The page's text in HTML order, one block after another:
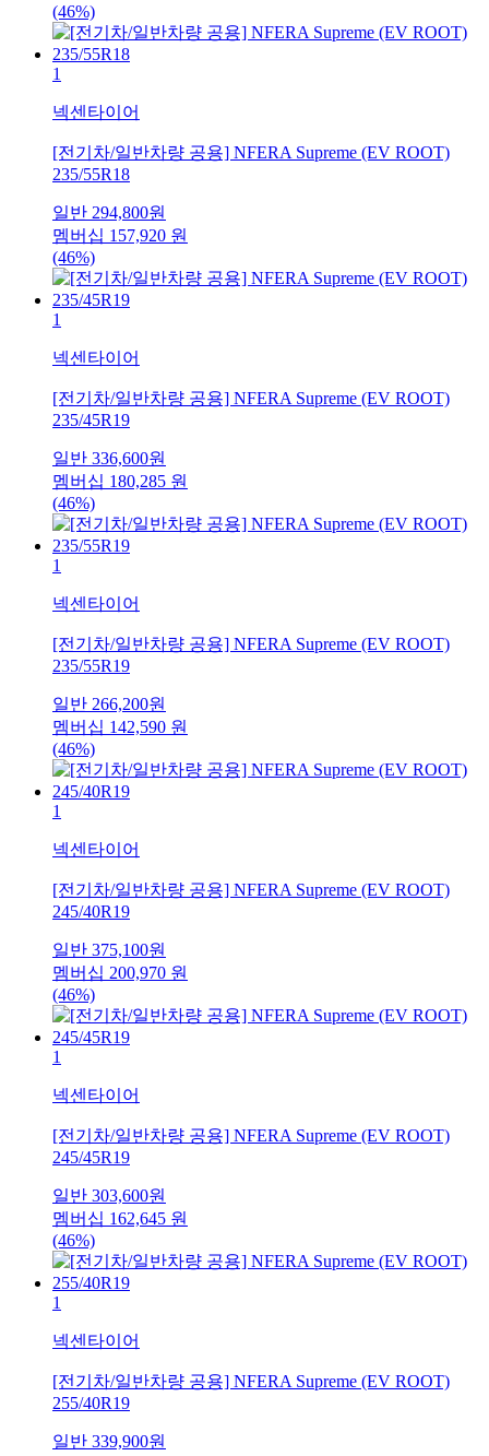
(46%)
1
넥센타이어
[전기차/일반차량 공용] NFERA Supreme (EV ROOT)
235/55R18
일반 294,800원
멤버십 157,920 원
(46%)
1
넥센타이어
[전기차/일반차량 공용] NFERA Supreme (EV ROOT)
235/45R19
일반 336,600원
멤버십 180,285 원
(46%)
1
넥센타이어
[전기차/일반차량 공용] NFERA Supreme (EV ROOT)
235/55R19
일반 266,200원
멤버십 142,590 원
(46%)
1
넥센타이어
[전기차/일반차량 공용] NFERA Supreme (EV ROOT)
245/40R19
일반 375,100원
멤버십 200,970 원
(46%)
1
넥센타이어
[전기차/일반차량 공용] NFERA Supreme (EV ROOT)
245/45R19
일반 303,600원
멤버십 162,645 원
(46%)
1
넥센타이어
[전기차/일반차량 공용] NFERA Supreme (EV ROOT)
255/40R19
일반 339,900원